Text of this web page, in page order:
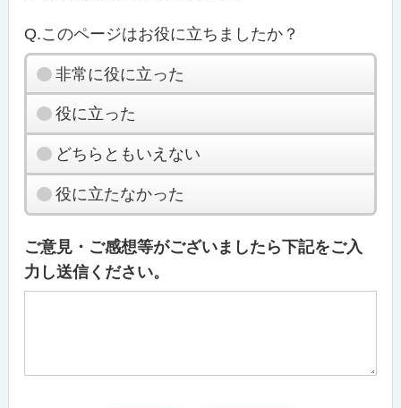
Q.このページはお役に立ちましたか？
非常に役に立った
役に立った
どちらともいえない
役に立たなかった
ご意見・ご感想等がございましたら下記をご入
力し送信ください。